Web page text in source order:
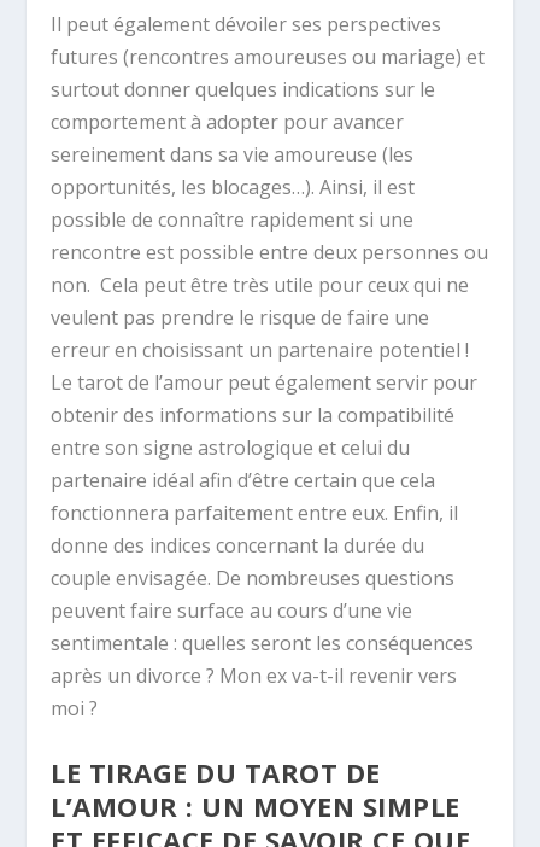
Il peut également dévoiler ses perspectives
futures (rencontres amoureuses ou mariage) et
surtout donner quelques indications sur le
comportement à adopter pour avancer
sereinement dans sa vie amoureuse (les
opportunités, les blocages…). Ainsi, il est
possible de connaître rapidement si une
rencontre est possible entre deux personnes ou
non. Cela peut être très utile pour ceux qui ne
veulent pas prendre le risque de faire une
erreur en choisissant un partenaire potentiel !
Le tarot de l’amour peut également servir pour
obtenir des informations sur la compatibilité
entre son signe astrologique et celui du
partenaire idéal afin d’être certain que cela
fonctionnera parfaitement entre eux. Enfin, il
donne des indices concernant la durée du
couple envisagée. De nombreuses questions
peuvent faire surface au cours d’une vie
sentimentale : quelles seront les conséquences
après un divorce ? Mon ex va-t-il revenir vers
moi ?
LE TIRAGE DU TAROT DE
L’AMOUR : UN MOYEN SIMPLE